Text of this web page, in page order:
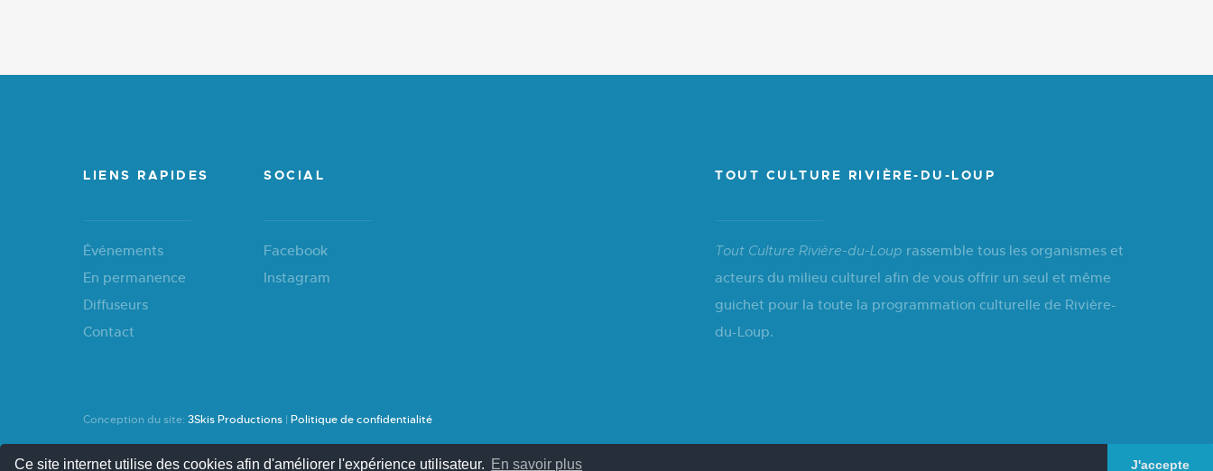
LIENS RAPIDES
Événements
En permanence
Diffuseurs
Contact
SOCIAL
Facebook
Instagram
TOUT CULTURE RIVIÈRE-DU-LOUP
Tout Culture Rivière-du-Loup rassemble tous les organismes et
acteurs du milieu culturel afin de vous offrir un seul et même
guichet pour la toute la programmation culturelle de Rivière-
du-Loup.
Conception du site: 3Skis Productions | Politique de confidentialité
Ce site internet utilise des cookies afin d'améliorer l'expérience utilisateur. En savoir plus J'accepte